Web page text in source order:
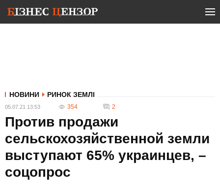
НОВИНИ РИНОК ЗЕМЛІ
05.07.21 13:53 354 2
Против продажи
сельскохозяйственной земли
выступают 65% украинцев, –
соцопрос